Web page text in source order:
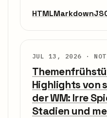
HTMLMarkdown
JUL 13, 2026 ·
Highlights von
der WM: Irre
Stadien und